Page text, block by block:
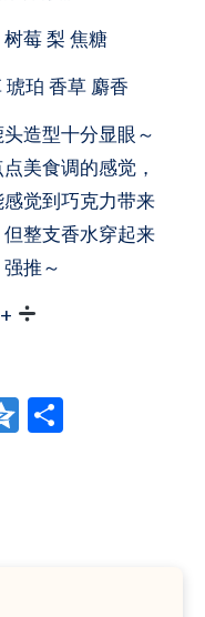
莓 梨 焦糖
琥珀 香草 麝香
造型十分显眼～
美食调的感觉，
觉到巧克力带来
整支香水穿起来
推～
Qzone